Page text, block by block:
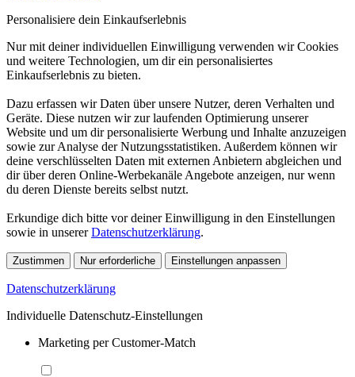
Personalisiere dein Einkaufserlebnis
Nur mit deiner individuellen Einwilligung verwenden wir Cookies
und weitere Technologien, um dir ein personalisiertes
Einkaufserlebnis zu bieten.
Dazu erfassen wir Daten über unsere Nutzer, deren Verhalten und
Geräte. Diese nutzen wir zur laufenden Optimierung unserer
Website und um dir personalisierte Werbung und Inhalte anzuzeigen
sowie zur Analyse der Nutzungsstatistiken. Außerdem können wir
deine verschlüsselten Daten mit externen Anbietern abgleichen und
dir über deren Online-Werbekanäle Angebote anzeigen, nur wenn
du deren Dienste bereits selbst nutzt.
Erkundige dich bitte vor deiner Einwilligung in den Einstellungen
sowie in unsererDatenschutzerklärung.
Zustimmen Nur erforderliche Einstellungen anpassen
Datenschutzerklärung
Individuelle Datenschutz-Einstellungen
Marketing per Customer-Match